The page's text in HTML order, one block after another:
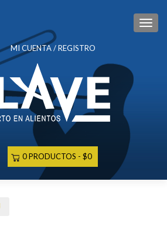
MI CUENTA / REGISTRO
0 PRODUCTOS $0